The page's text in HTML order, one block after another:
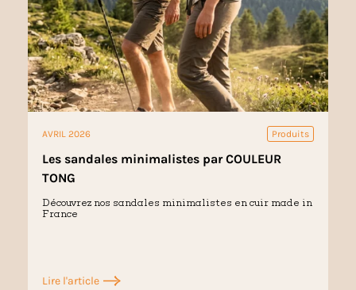
AVRIL 2026 Produits
Les sandales minimalistes par COULEUR
TONG
Découvrez nos sandales minimalistes en cuir made in
France
Lire l'article